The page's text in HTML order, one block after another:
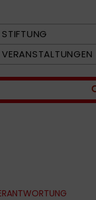
STIFTUNG
VERANSTALTUNGEN